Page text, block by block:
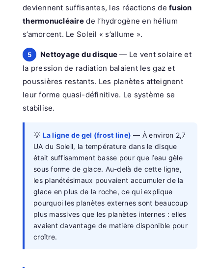
deviennent suffisantes, les réactions defusion
thermonucléaire de l’hydrogène en hélium
s’amorcent. Le Soleil « s’allume ».
5 Nettoyage du disque — Le vent solaire et
la pression de radiation balaient les gaz et
poussières restants. Les planètes atteignent
leur forme quasi-définitive. Le système se
stabilise.
💡 La ligne de gel (frost line) — À environ 2,7
UA du Soleil, la température dans le disque
était suffisamment basse pour que l’eau gèle
sous forme de glace. Au-delà de cette ligne,
les planétésimaux pouvaient accumuler de la
glace en plus de la roche, ce qui explique
pourquoi les planètes externes sont beaucoup
plus massives que les planètes internes : elles
avaient davantage de matière disponible pour
croître.